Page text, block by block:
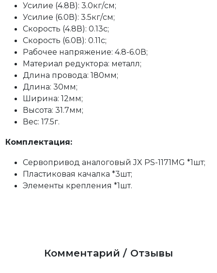
Усилие (4.8В): 3.0кг/см;
Усилие (6.0В): 3.5кг/см;
Скорость (4.8В): 0.13с;
Скорость (6.0В): 0.11с;
Рабочее напряжение: 4.8-6.0В;
Материал редуктора: металл;
Длина провода: 180мм;
Длина: 30мм;
Ширина: 12мм;
Высота: 31.7мм;
Вес: 17.5г.
Комплектация:
Сервопривод аналоговый JX PS-1171MG *1шт;
Пластиковая качалка *3шт;
Элементы крепления *1шт.
Комментарий / Отзывы